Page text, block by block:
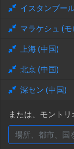
イスタンブー
マラケシュ (
上海 (中国)
北京 (中国)
深セン (中国)
または、モント